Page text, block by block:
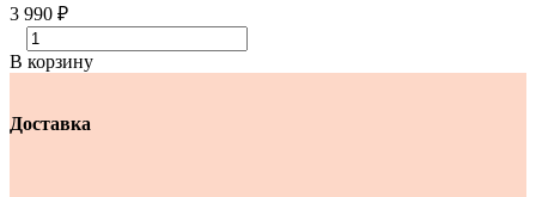
3 990 ₽
В корзину
Доставка